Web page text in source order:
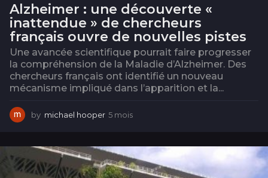
Alzheimer : une découverte «
inattendue » de chercheurs
français ouvre de nouvelles pistes
Une avancée scientifique pourrait faire progresser
la compréhension de la Maladie d’Alzheimer. Des
chercheurs français ont identifié un nouveau
mécanisme impliqué dans l’apparition et la...
by michael hooper 5 mois
i
s